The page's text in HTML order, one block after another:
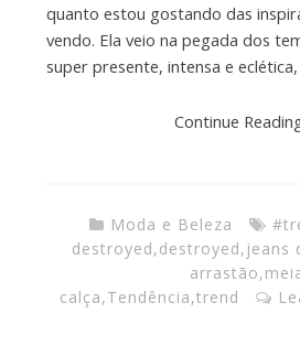
quanto estou gostando das
vendo. Ela veio na pegada dos
super presente, intensa e
Continue
Moda e Beleza
destroyed,destroyed, jeans
arrastão,
calça,Tendência,trend